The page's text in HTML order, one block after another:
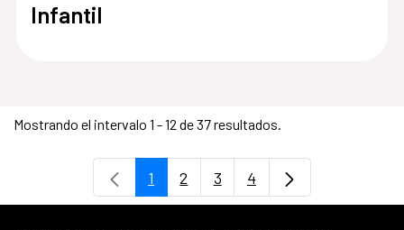
Infantil
Mostrando el intervalo 1 - 12 de 37 resultados.
Página
1 Página
2 Página
3 Página
4